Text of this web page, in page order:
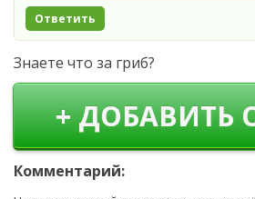
Ответить
Знаете что за гриб?
+ ДОБАВИТЬ
Комментарий: